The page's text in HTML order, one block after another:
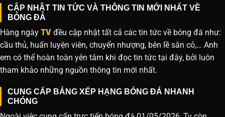
CẬP NHẬT TIN TỨC VÀ THÔNG TIN MỚI NHẤT VỀ
BÓNG ĐÁ
Hàng ngày TV đều cập nhật tất cả các tin tức về bóng đá như:
cầu thủ, huấn luyện viên, chuyển nhượng, bên lề sân cỏ,… Anh
em có thể hoàn toàn yên tâm khi đọc tin tức tại đây, bởi luôn
tham khảo những nguồn thông tin mới nhất.
CUNG CẤP BẢNG XẾP HẠNG BÓNG ĐÁ NHANH
CHÓNG